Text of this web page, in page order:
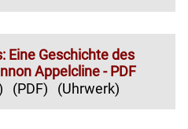
Eine Geschichte des
Appelcline - PDF
(PDF) (Uhrwerk)